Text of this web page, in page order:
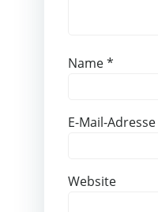
Name*
E-Mail-Adresse
Website